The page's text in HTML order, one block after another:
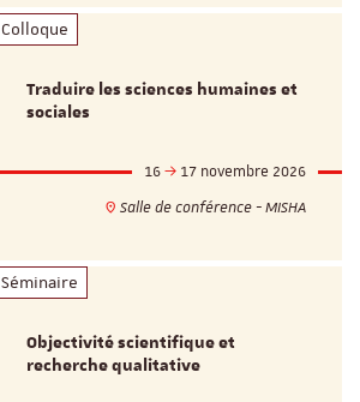
Colloque
Traduire les sciences humaines et
sociales
16
17 novembre 2026
Salle de conférence - MISHA
Séminaire
Objectivité scientifique et
recherche qualitative